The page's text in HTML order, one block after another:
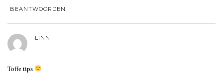
BEANTWOORDEN
LINN
Toffe tips